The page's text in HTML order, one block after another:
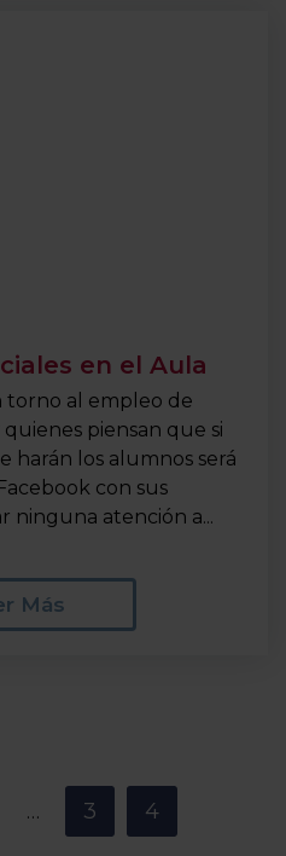
en el Aula
torno al empleo de
quienes piensan que si
harán los alumnos será
con sus
ninguna atención a...
Más
… 3 4